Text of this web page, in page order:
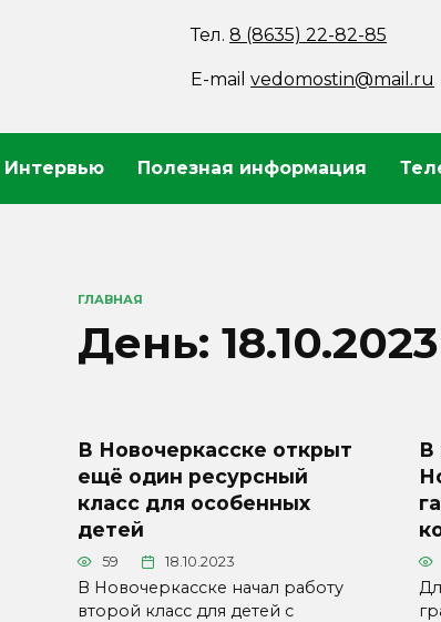
Тел.8 (8635) 22-82-85
E-mailvedomostin@mail.ru
Интервью Полезная информация
ГЛАВНАЯ
День: 18.10.2023
В Новочеркасске открыт
ещё один ресурсный
класс для особенных
детей
59 18.10.2023
В Новочеркасске начал работу
второй класс для детей с
В